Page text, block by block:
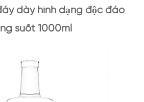
dày hình dạng độc đáo
suốt 1000ml